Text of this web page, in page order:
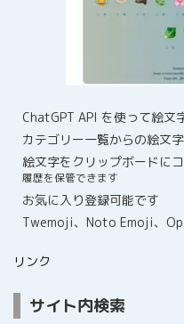
ChatGPT API を使って絵文
カテゴリー一覧からの絵文
絵文字をクリップボードに
履歴を保管できます
お気に入り登録可能です
Twemoji、Noto Emoji、
リンク
サイト内検索